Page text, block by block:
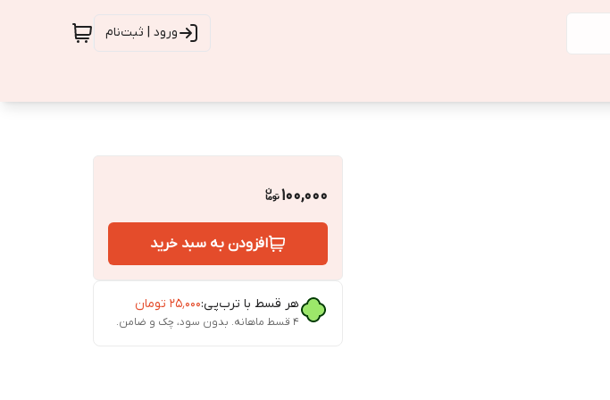
ورود | ثبت‌نام
100,000
افزودن به سبد خرید
هر قسط با ترب‌پی:۲۵٬۰۰۰ تومان
۴ قسط ماهانه. بدون سود، چک و ضامن.